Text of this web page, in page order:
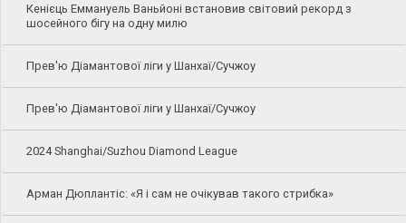
Кенієць Еммануель Ваньйоні встановив світовий рекорд з
шосейного бігу на одну милю
Прев'ю Діамантової ліги у Шанхаї/Сучжоу
Прев'ю Діамантової ліги у Шанхаї/Сучжоу
2024 Shanghai/Suzhou Diamond League
Арман Дюплантіс: «Я і сам не очікував такого стрибка»